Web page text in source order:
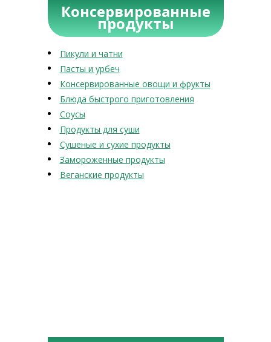
Консервированные
продукты
Пикули и чатни
Пасты и урбеч
Консервированные овощи и фрукты
Блюда быстрого приготовления
Соусы
Продукты для суши
Сушеные и сухие продукты
Замороженные продукты
Веганские продукты